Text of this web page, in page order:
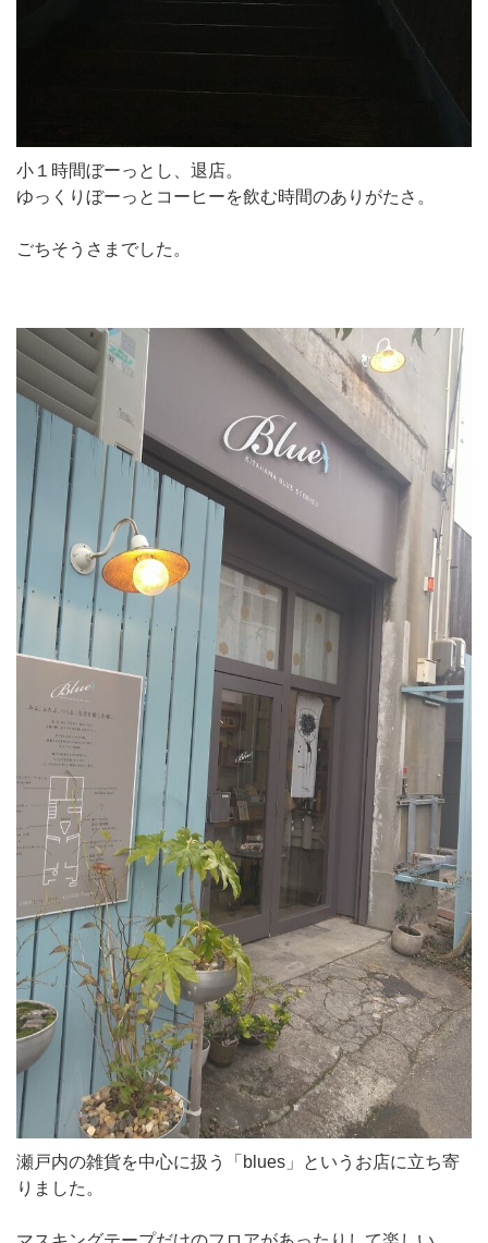
小１時間ぼーっとし、退店。
ゆっくりぼーっとコーヒーを飲む時間のありがたさ。
ごちそうさまでした。
瀬戸内の雑貨を中心に扱う「blues」というお店に立ち寄
りました。